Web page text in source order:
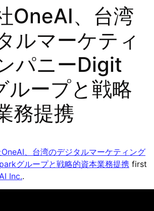
OneAI、台湾
ルマーケティ
パニーDigit
ループと戦略
務提携
、台湾のデジタルマーケティング
グループと戦略的資本業務提携 first
Inc..